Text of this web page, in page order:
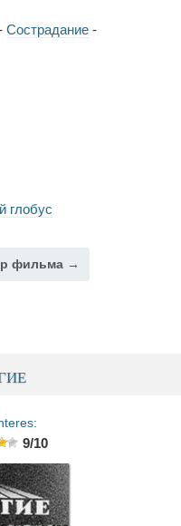
Сострадание -
глобус
фильма →
9/10